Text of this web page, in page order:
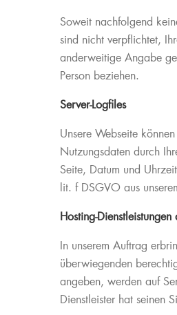
Soweit nachfolgend
sind nicht verpflichtet,
anderweitige Angabe
Person beziehen.
Server-Logfiles
Unsere Webseite
Nutzungsdaten durch
Seite, Datum und
lit. f DSGVO aus
Hosting-
In unserem Auftrag
überwiegenden
angeben, werden auf
Dienstleister hat seinen